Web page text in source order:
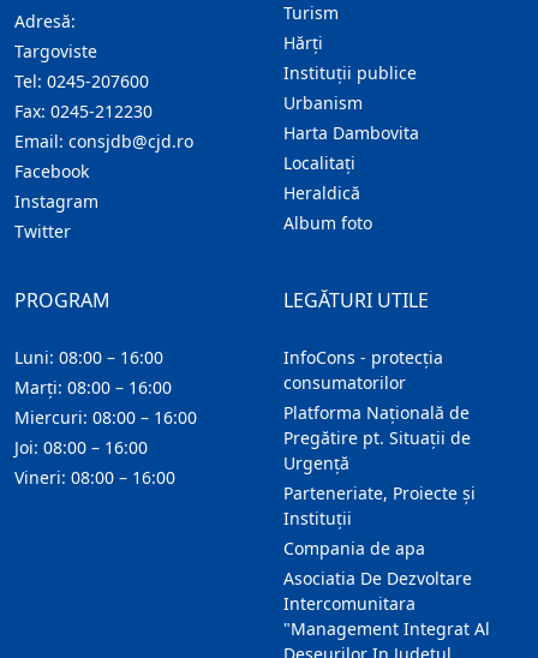
Adresă:
Targoviste
Tel: 0245-207600
Fax: 0245-212230
Email: consjdb@cjd.ro
Facebook
Instagram
Twitter
Turism
Hărţi
Instituţii publice
Urbanism
Harta Dambovita
Localitaţi
Heraldică
Album foto
LEGĂTURI UTILE
InfoCons - protecția
consumatorilor
Platforma Națională de
Pregătire pt. Situații de
Urgență
Parteneriate, Proiecte și
Instituții
Compania de apa
Asociatia De Dezvoltare
Intercomunitara
"Management Integrat Al
PROGRAM
Luni: 08:00 – 16:00
Marți: 08:00 – 16:00
Miercuri: 08:00 – 16:00
Joi: 08:00 – 16:00
Vineri: 08:00 – 16:00